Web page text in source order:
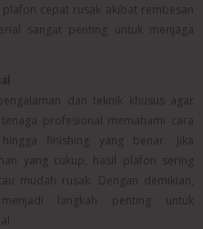
cepat rusak akibat rembesan
sangat penting untuk menjaga
dan teknik khusus agar
profesional memahami cara
finishing yang benar. Jika
yang cukup, hasil plafon sering
mudah rusak. Dengan demikian,
langkah penting untuk